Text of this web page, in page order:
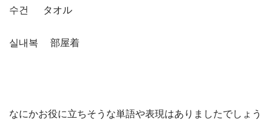
수건 タオル
실내복 部屋着
なにかお役に立ちそうな単語や表現はありましたでしょう